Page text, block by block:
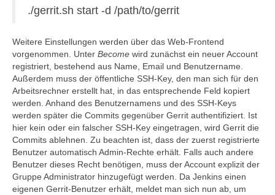
./gerrit.sh start -d /path/to/gerrit
Weitere Einstellungen werden über das Web-Frontend
vorgenommen. Unter Become wird zunächst ein neuer Account
registriert, bestehend aus Name, Email und Benutzername.
Außerdem muss der öffentliche SSH-Key, den man sich für den
Arbeitsrechner erstellt hat, in das entsprechende Feld kopiert
werden. Anhand des Benutzernamens und des SSH-Keys
werden später die Commits gegenüber Gerrit authentifiziert. Ist
hier kein oder ein falscher SSH-Key eingetragen, wird Gerrit die
Commits ablehnen. Zu beachten ist, dass der zuerst registrierte
Benutzer automatisch Admin-Rechte erhält. Falls auch andere
Benutzer dieses Recht benötigen, muss der Account explizit der
Gruppe Administrator hinzugefügt werden. Da Jenkins einen
eigenen Gerrit-Benutzer erhält, meldet man sich nun ab, um